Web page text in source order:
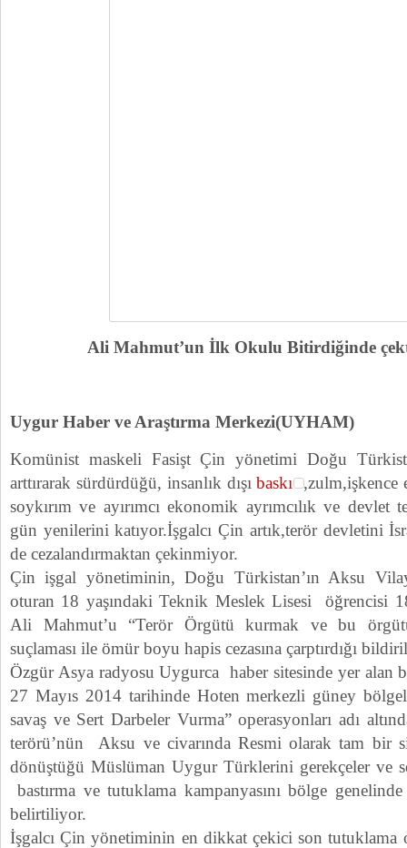
Ali Mahmut’un İlk Okulu Bitirdiğinde
Uygur Haber ve Araştırma Merkezi(UYHAM)
Komünist maskeli Fasişt Çin yönetimi Doğu
arttırarak sürdürdüğü, insanlık dışı baskı
,zulm,işkence
soykırım ve ayırımcı ekonomik ayrımcılık ve devlet
gün yenilerini katıyor.İşgalcı Çin artık,terör devletini
de cezalandırmaktan çekinmiyor.
Çin işgal yönetiminin, Doğu Türkistan’ın Aksu
oturan 18 yaşındaki Teknik Meslek Lisesi öğrencisi
Ali Mahmut’u “Terör Örgütü kurmak ve bu
suçlaması ile ömür boyu hapis cezasına çarptırdığı
Özgür Asya radyosu Uygurca haber sitesinde yer alan
27 Mayıs 2014 tarihinde Hoten merkezli güney
savaş ve Sert Darbeler Vurma” operasyonları adı
terörü’nün Aksu ve civarında Resmi olarak tam bir
dönüştüğü Müslüman Uygur Türklerini gerekçeler ve
bastırma ve tutuklama kampanyasını bölge
belirtiliyor.
İşgalcı Çin yönetiminin en dikkat çekici son tutuklama